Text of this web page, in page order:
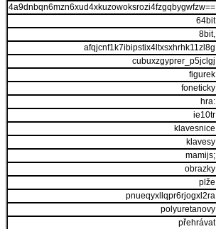
4a9dnbqn6mzn6xud4xkuzowoksrozi4fzgqbygwfzw==
64bit
8bit,
afqjcnf1k7ibipstix4ltxsxhrhk11zl8g
cubuxzgyprer_p5jclgj
figurek
foneticky
hra:
ie10tr
klavesnice
klavesy
mamijs;
obrazky
plže
pnueqyxllqpr6rjogxl2ra
polyuretanovy
přehrávat